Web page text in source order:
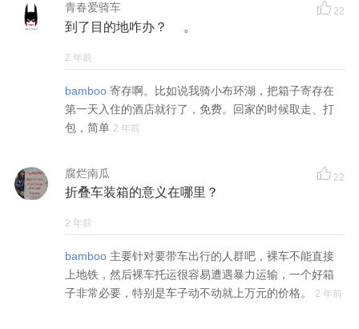
青春爱骑车 22
到了目的地咋办？ 。
2 年前
bamboo 寄存啊。比如说我骑小布环湖，把箱子寄存在
第一天入住的酒店就行了，免费。回家的时候取走、打
包，简单 2 年前
腐烂南瓜 22
折叠车装箱的意义在哪里？
2 年前
bamboo 主要针对要带车出行的人群吧，裸车不能直接
上地铁，然后裸车托运很容易遭遇暴力运输，一个好箱
子非常必要，特别是车子动不动就上万元的价格。
2 年前